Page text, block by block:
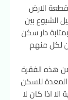
قطعة الارض
الشيوع بين
دار سكن
لكل منهم
من هذه الفقرة
المعدة للسكن
اذا كان لا